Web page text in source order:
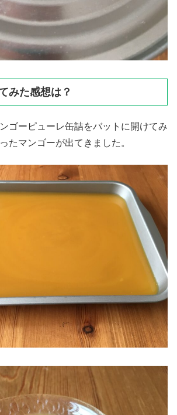
みた感想は？
ゴーピューレ缶詰をバットに開けてみ
たマンゴーが出てきました。